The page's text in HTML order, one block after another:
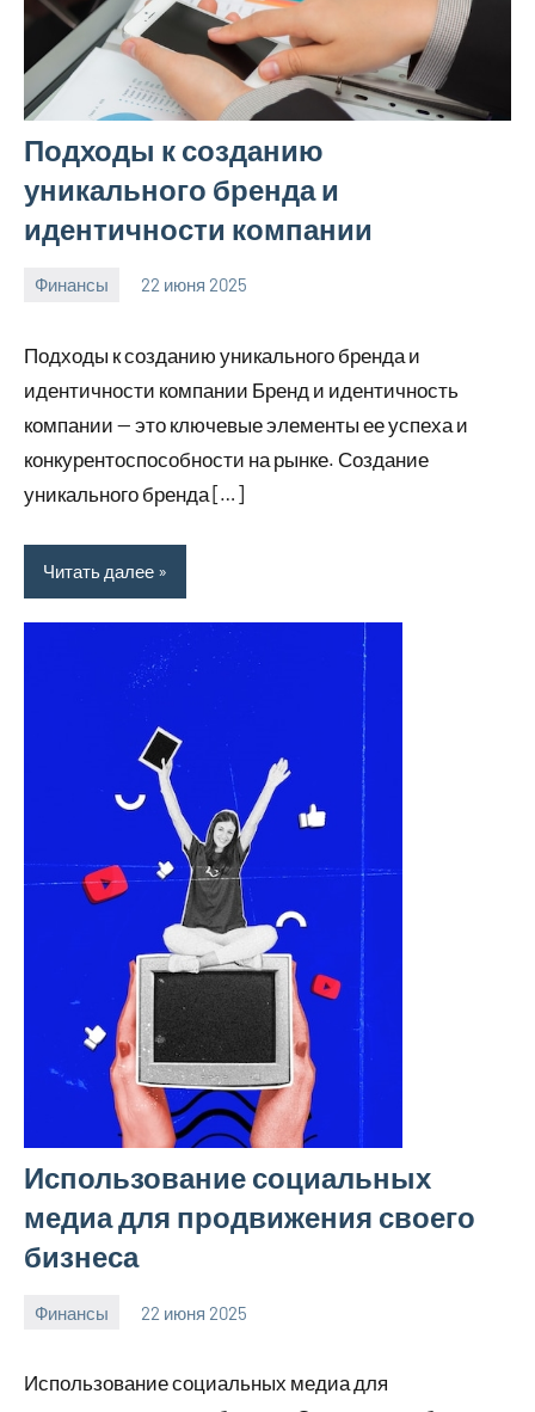
Подходы к созданию
уникального бренда и
идентичности компании
Финансы 22 июня 2025
Подходы к созданию уникального бренда и
идентичности компании Бренд и идентичность
компании — это ключевые элементы ее успеха и
конкурентоспособности на рынке. Создание
уникального бренда […]
Читать далее
Использование социальных
медиа для продвижения своего
бизнеса
Финансы 22 июня 2025
Использование социальных медиа для